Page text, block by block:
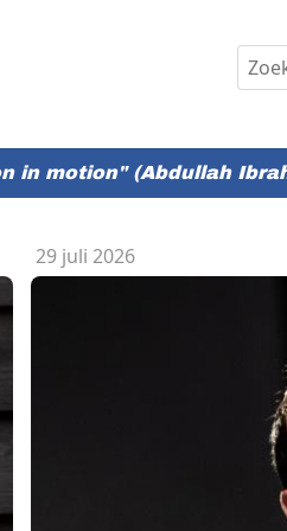
in motion" (Abdullah
29 juli 2026